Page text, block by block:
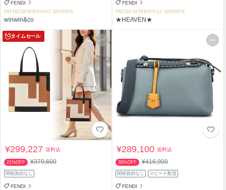
FENDI
PREMIUM PERSONAL SHOPPER
winwin&co
FENDI
PREMIUM PERSONAL SHOPPER
★HEAVEN★
タイムセール
¥299,227送料込
21%OFF ¥379,600
関税負担なし
FENDI
¥289,100送料込
30%OFF ¥416,900
関税負担なし スピード配送
FENDI